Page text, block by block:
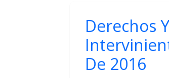
Derechos
De 2016